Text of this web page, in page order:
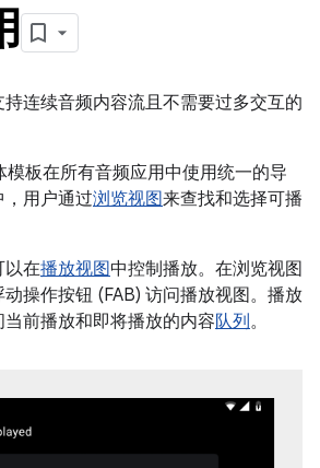
连续音频内容流且不需要过多交互的
板在所有音频应用中使用统一的导
用户通过浏览视图来查找和选择可播
以在播放视图中控制播放。在浏览视图
操作按钮 (FAB) 访问播放视图。播放
前播放和即将播放的内容队列。